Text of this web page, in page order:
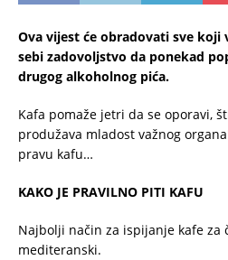
Ova vijest će obradovati sve koji
sebi zadovoljstvo da ponekad
drugog alkoholnog pića.
Kafa pomaže jetri da se oporavi,
produžava mladost važnog
pravu kafu…
KAKO JE PRAVILNO PITI KAFU
Najbolji način za ispijanje kafe za
mediteranski.